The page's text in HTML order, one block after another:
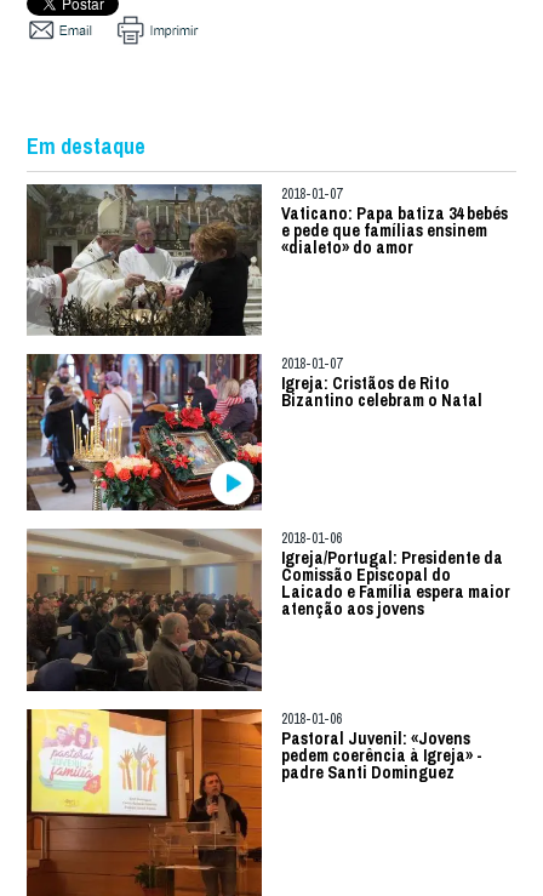
Em destaque
2018-01-07
Vaticano: Papa batiza 34 bebés
e pede que famílias ensinem
«dialeto» do amor
2018-01-07
Igreja: Cristãos de Rito
Bizantino celebram o Natal
2018-01-06
Igreja/Portugal: Presidente da
Comissão Episcopal do
Laicado e Família espera maior
atenção aos jovens
2018-01-06
Pastoral Juvenil: «Jovens
pedem coerência à Igreja» -
padre Santi Dominguez